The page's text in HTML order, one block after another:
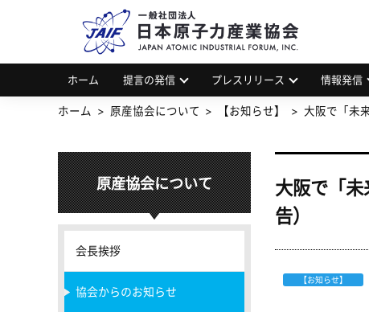
ホーム 提言の発信 プレスリリース 情報発信
ホーム 原産協会について 【お知らせ】 大阪で「未
大阪で「
告）
【お知らせ】
原産協会について
会長挨拶
協会からのお知らせ